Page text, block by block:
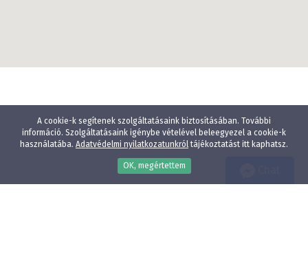
A cookie-k segítenek szolgáltatásaink biztosításában. További
információ. Szolgáltatásaink igénybe vételével beleegyezel a cookie-k
használatába. Adatvédelmi nyilatkozatunkróltájékoztatást itt kaphatsz.
OK, megértettem